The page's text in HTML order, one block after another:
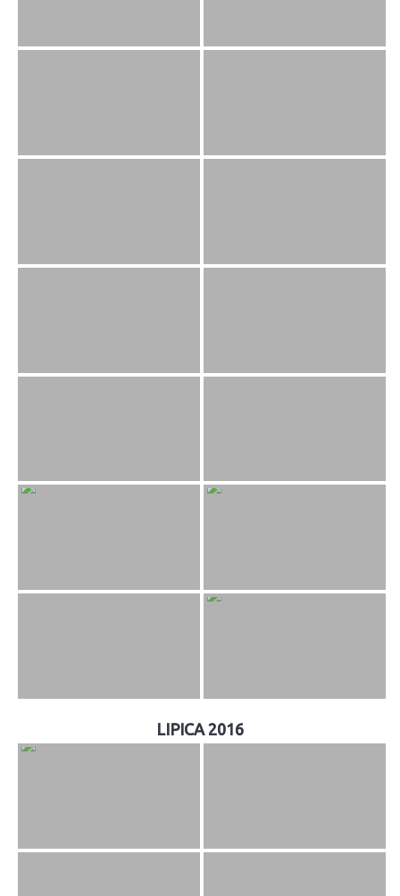
LIPICA 2016